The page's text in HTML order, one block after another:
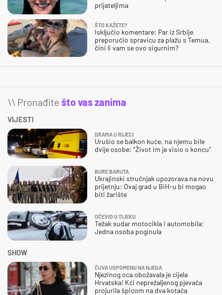
prijateljima
ŠTO KAŽETE?
Isključio komentare: Par iz Srbije
preporučio spravicu za plažu s Temua,
čini li vam se ovo sigurnim?
\\ Pronađite što vas zanima
VIJESTI
DRAMA U RIJECI
Urušio se balkon kuće, na njemu bile
dvije osobe: "Život im je visio o koncu"
BURE BARUTA
Ukrajinski stručnjak upozorava na novu
prijetnju: Ovaj grad u BiH-u bi mogao
biti žarište
OČEVID U TIJEKU
Težak sudar motocikla i automobila:
Jedna osoba poginula
SHOW
ČUVA USPOMENU NA NJEGA
Njezinog oca obožavala je cijela
Hrvatska! Kći neprežaljenog pjevača
projurila špicom na dva kotača